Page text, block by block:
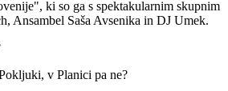
ki so ga s spektakularnim skupnim
Ansambel Saša Avsenika in DJ Umek.
v Planici pa ne?